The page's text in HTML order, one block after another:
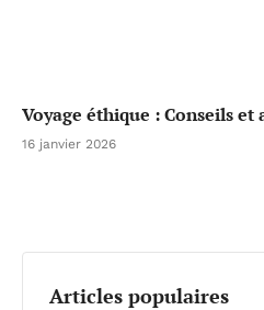
Voyage éthique : Conseils
16 janvier 2026
Articles populaires